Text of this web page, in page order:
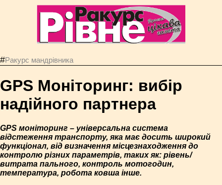
#Ракурс мандрівника
GPS Моніторинг: вибір
надійного партнера
GPS моніторинг – універсальна система
відстеження транспорту, яка має досить широкий
функціонал, від визначення місцезнаходження до
контролю різних параметрів, таких як: рівень/
витрата пального, контроль мотогодин,
температура, робота ковша інше.